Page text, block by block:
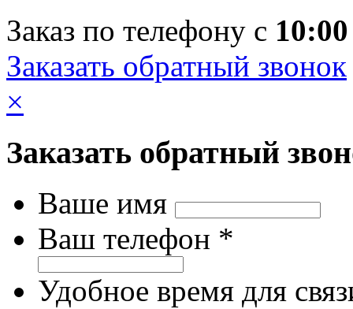
Заказ по телефону с 10:00
Заказать обратный звонок
×
Заказать обратный
Ваше имя
Ваш телефон *
Удобное время для